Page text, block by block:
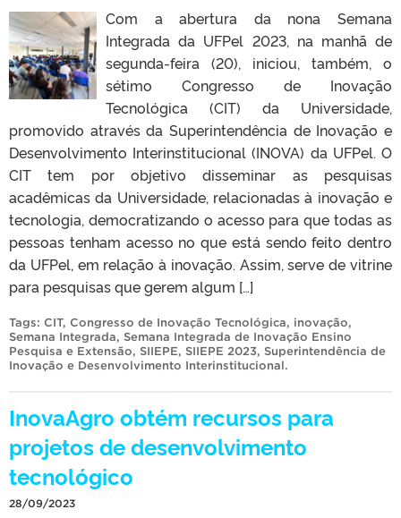
Com a abertura da nona Semana
Integrada da UFPel 2023, na manhã de
segunda-feira (20), iniciou, também, o
sétimo Congresso de Inovação
Tecnológica (CIT) da Universidade,
promovido através da Superintendência de Inovação e
Desenvolvimento Interinstitucional (INOVA) da UFPel. O
CIT tem por objetivo disseminar as pesquisas
acadêmicas da Universidade, relacionadas à inovação e
tecnologia, democratizando o acesso para que todas as
pessoas tenham acesso no que está sendo feito dentro
da UFPel, em relação à inovação. Assim, serve de vitrine
para pesquisas que gerem algum […]
Tags: CIT, Congresso de Inovação Tecnológica, inovação,
Semana Integrada, Semana Integrada de Inovação Ensino
Pesquisa e Extensão, SIIEPE, SIIEPE 2023, Superintendência de
Inovação e Desenvolvimento Interinstitucional.
InovaAgro obtém recursos para
projetos de desenvolvimento
tecnológico
28/09/2023